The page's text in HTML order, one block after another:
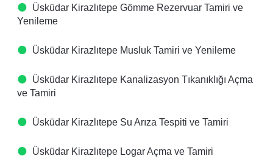
Üsküdar Kirazlıtepe Gömme Rezervuar Tamiri ve
Yenileme
Üsküdar Kirazlıtepe Musluk Tamiri ve Yenileme
Üsküdar Kirazlıtepe Kanalizasyon Tıkanıklığı Açma
ve Tamiri
Üsküdar Kirazlıtepe Su Arıza Tespiti ve Tamiri
Üsküdar Kirazlıtepe Logar Açma ve Tamiri